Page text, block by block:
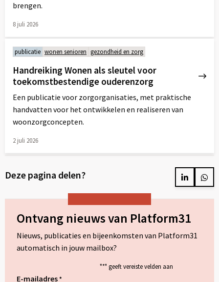
brengen.
8 juli 2026
meer
over
publicatie wonen senioren gezondheid en zorg
Handreiking Wonen als sleutel voor
toekomstbestendige ouderenzorg
Een publicatie voor zorgorganisaties, met praktische
handvatten voor het ontwikkelen en realiseren van
woonzorgconcepten.
2 juli 2026
over
Deze pagina delen?
Delen
LinkedIn
Ontvang nieuws van Platform31
Nieuws, publicaties en bijeenkomsten van Platform31
automatisch in jouw mailbox?
"*" geeft vereiste velden aan
E-mailadres*